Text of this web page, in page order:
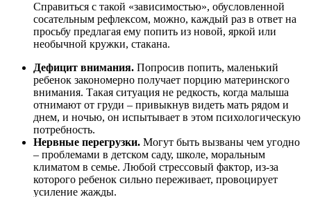
Справиться с такой «зависимостью», обусловленной
сосательным рефлексом, можно, каждый раз в ответ на
просьбу предлагая ему попить из новой, яркой или
необычной кружки, стакана.
Дефицит внимания. Попросив попить, маленький
ребенок закономерно получает порцию материнского
внимания. Такая ситуация не редкость, когда малыша
отнимают от груди – привыкнув видеть мать рядом и
днем, и ночью, он испытывает в этом психологическую
потребность.
Нервные перегрузки. Могут быть вызваны чем угодно
– проблемами в детском саду, школе, моральным
климатом в семье. Любой стрессовый фактор, из-за
которого ребенок сильно переживает, провоцирует
усиление жажды.